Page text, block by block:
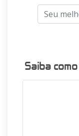
Saiba